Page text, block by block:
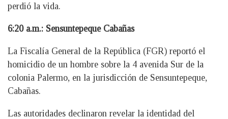
perdió la vida.
6:20 a.m.: Sensuntepeque Cabañas
La Fiscalía General de la República (FGR) reportó el
homicidio de un hombre sobre la 4 avenida Sur de la
colonia Palermo, en la jurisdicción de Sensuntepeque,
Cabañas.
Las autoridades declinaron revelar la identidad del